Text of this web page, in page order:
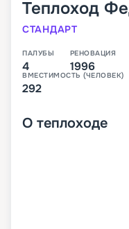
Теплоход
СТАНДАРТ
ПАЛУБЫ
4
РЕНОВАЦИЯ
1996
ВМЕСТИМОСТЬ (ЧЕЛОВЕК)
292
О теплоходе